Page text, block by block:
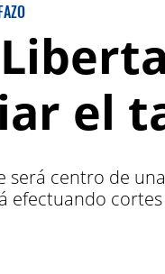
el
será centro de
efectuando